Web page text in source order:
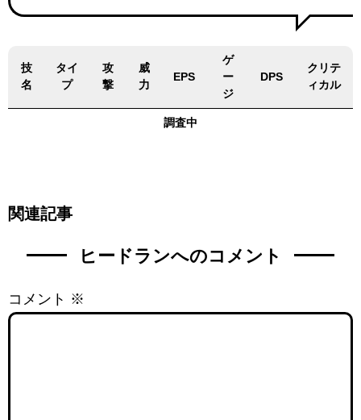
技
名
タイ
プ
攻
撃
威
力
EPS
ゲ
ー
ジ
DPS
クリテ
ィカル
調査中
関連記事
ヒードランへのコメント
コメント ※